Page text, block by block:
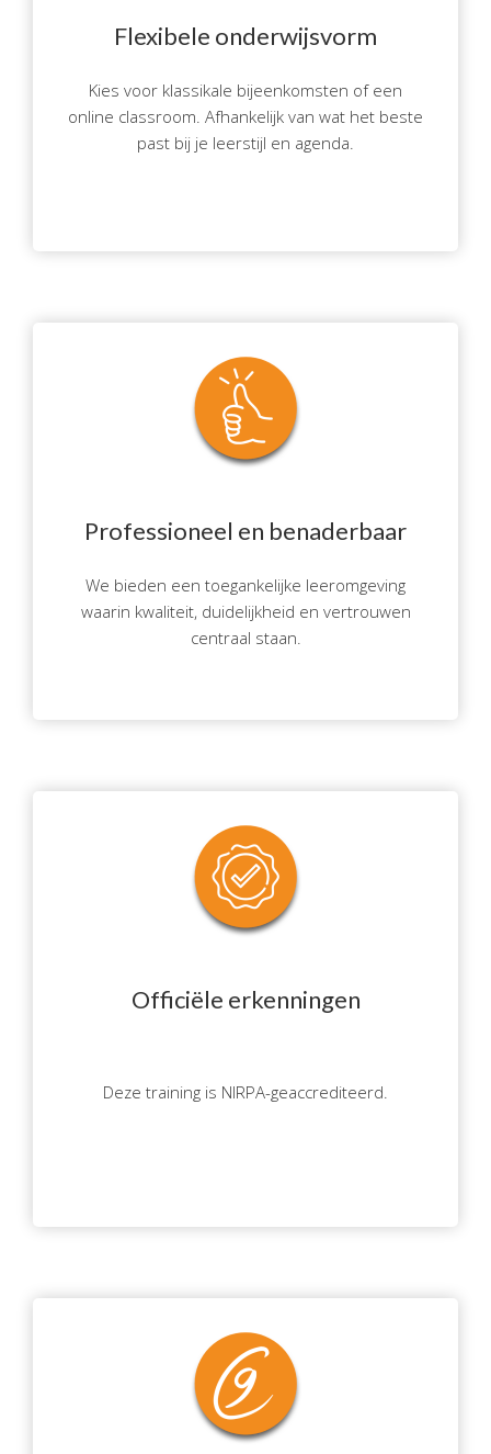
Flexibele onderwijsvorm
Kies voor klassikale bijeenkomsten of een
online classroom. Afhankelijk van wat het beste
past bij je leerstijl en agenda.
Professioneel en benaderbaar
We bieden een toegankelijke leeromgeving
waarin kwaliteit, duidelijkheid en vertrouwen
centraal staan.
Officiële erkenningen
Deze training is NIRPA-geaccrediteerd.